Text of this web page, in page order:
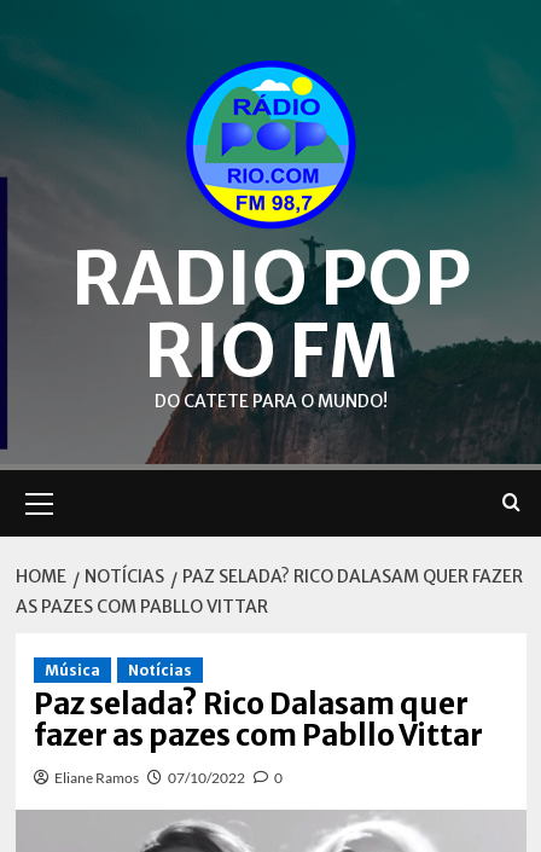
content
RADIO POP
RIO FM
DO CATETE PARA O MUNDO!
Menu
HOME NOTÍCIAS
PAZ SELADA? RICO DALASAM QUER FAZER
AS PAZES COM PABLLO VITTAR
Música Notícias
Paz selada? Rico Dalasam quer
fazer as pazes com Pabllo Vittar
Eliane Ramos 07/10/2022 0